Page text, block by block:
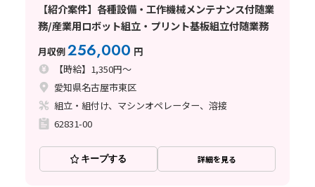
【紹介案件】各種設備・工作機械メンテナンス付随業
務/産業用ロボット組立・プリント基板組立付随業務
月収例256,000 円
【時給】1,350円～
愛知県名古屋市東区
組立・組付け、マシンオペレーター、溶接
62831-00
キープする 詳細を見る